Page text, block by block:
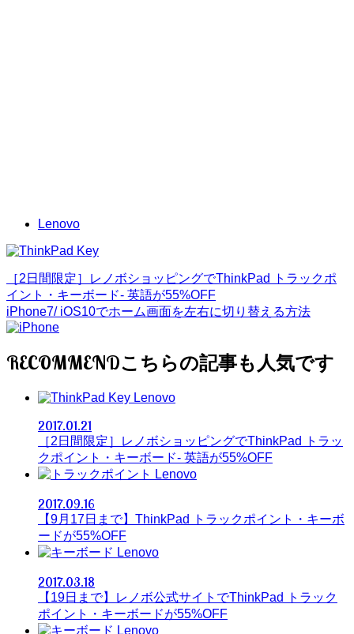
Lenovo
［2日間限定］レノボショッピングでThinkPad トラックポ
イント・キーボード- 英語が55%OFF
iPhone7/ iOS10でホーム画面を左右に切り替える方法
RECOMMEND
Lenovo
2017.01.21
［2日間限定］レノボショッピングでThinkPad トラッ
クポイント・キーボード- 英語が55%OFF
Lenovo
2017.09.16
【9月17日まで】ThinkPad トラックポイント・キーボ
ードが55%OFF
Lenovo
2017.03.18
【19日まで】レノボ公式サイトでThinkPad トラック
ポイント・キーボードが55%OFF
Lenovo